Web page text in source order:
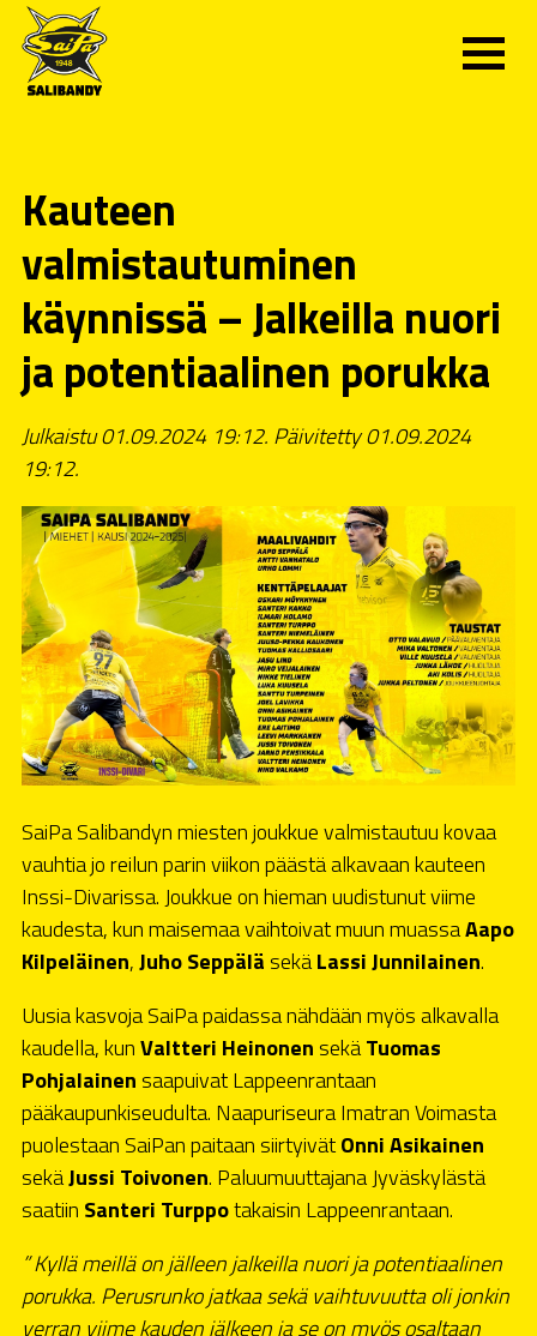
Kauteen
valmistautuminen
käynnissä – Jalkeilla nuori
ja potentiaalinen porukka
Julkaistu 01.09.2024 19:12. Päivitetty 01.09.2024
19:12.
SaiPa Salibandyn miesten joukkue valmistautuu kovaa
vauhtia jo reilun parin viikon päästä alkavaan kauteen
Inssi-Divarissa. Joukkue on hieman uudistunut viime
kaudesta, kun maisemaa vaihtoivat muun muassaAapo
Kilpeläinen,Juho Seppälä sekäLassi Junnilainen.
Uusia kasvoja SaiPa paidassa nähdään myös alkavalla
kaudella, kunValtteri Heinonen sekäTuomas
Pohjalainen saapuivat Lappeenrantaan
pääkaupunkiseudulta. Naapuriseura Imatran Voimasta
puolestaan SaiPan paitaan siirtyivätOnni Asikainen
sekäJussi Toivonen. Paluumuuttajana Jyväskylästä
saatiin Santeri Turppotakaisin Lappeenrantaan.
” Kyllä meillä on jälleen jalkeilla nuori ja potentiaalinen
porukka. Perusrunko jatkaa sekä vaihtuvuutta oli jonkin
verran viime kauden jälkeen ja se on myös osaltaan